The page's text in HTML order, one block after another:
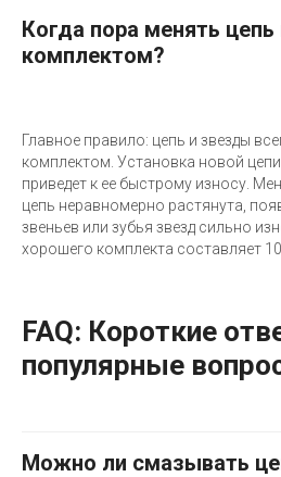
Когда пора менять
комплектом?
Главное правило: цепь и звезды
комплектом. Установка новой
приведет к ее быстрому износу.
цепь неравномерно растянута,
звеньев или зубья звезд сильно
хорошего комплекта составляет
FAQ: Короткие
популярные
Можно ли смазывать